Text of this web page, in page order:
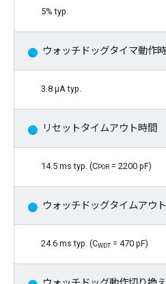
5% typ.
ウォッチドッグタイマ動作
3.8 μA typ.
リセットタイムアウト時間
14.5 ms typ. (Cpor = 2200 pF)
ウォッチドッグタイムアウ
24.6 ms typ. (CWDT = 470 pF)